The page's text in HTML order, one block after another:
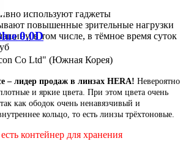
используют гаджеты
повышенные зрительные нагрузки
в том числе, в тёмное время суток
0.0D
Co Ltd" (Южная Корея)
– лидер продаж в линзах HERA! Невероятно
и яркие цвета. При этом цвета очень
как ободок очень ненавязчивый и
кольцо, то есть линзы трёхтоновые.
контейнер для хранения